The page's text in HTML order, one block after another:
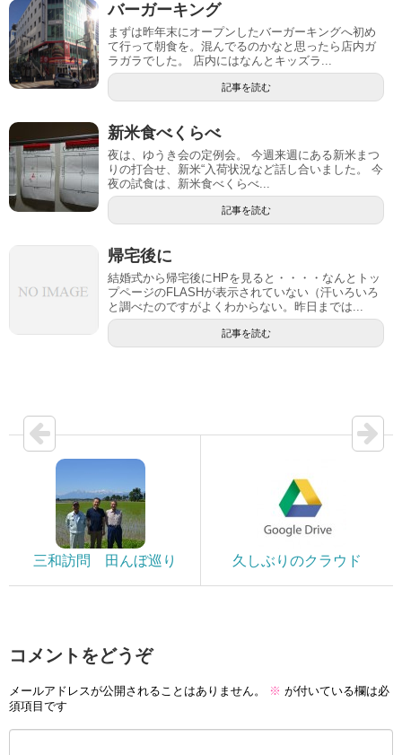
バーガーキング
まずは昨年末にオープンしたバーガーキングへ初め
て行って朝食を。混んでるのかなと思ったら店内ガ
ラガラでした。 店内にはなんとキッズラ...
記事を読む
新米食べくらべ
夜は、ゆうき会の定例会。 今週来週にある新米まつ
りの打合せ、新米“入荷状況など話し合いました。 今
夜の試食は、新米食べくらべ...
記事を読む
帰宅後に
結婚式から帰宅後にHPを見ると・・・・なんとトッ
プページのFLASHが表示されていない（汗いろいろ
と調べたのですがよくわからない。昨日までは...
記事を読む
三和訪問 田んぼ巡り 久しぶりのクラウド
コメントをどうぞ
メールアドレスが公開されることはありません。 ※ が付いている欄は必
須項目です